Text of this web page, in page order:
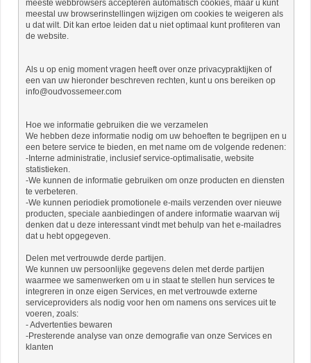
meeste webbrowsers accepteren automatisch cookies, maar u kunt
meestal uw browserinstellingen wijzigen om cookies te weigeren als
u dat wilt. Dit kan ertoe leiden dat u niet optimaal kunt profiteren van
de website.
Als u op enig moment vragen heeft over onze privacypraktijken of
een van uw hieronder beschreven rechten, kunt u ons bereiken op
info@oudvossemeer.com
Hoe we informatie gebruiken die we verzamelen
We hebben deze informatie nodig om uw behoeften te begrijpen en u
een betere service te bieden, en met name om de volgende redenen:
-Interne administratie, inclusief service-optimalisatie, website
statistieken.
-We kunnen de informatie gebruiken om onze producten en diensten
te verbeteren.
-We kunnen periodiek promotionele e-mails verzenden over nieuwe
producten, speciale aanbiedingen of andere informatie waarvan wij
denken dat u deze interessant vindt met behulp van het e-mailadres
dat u hebt opgegeven.
Delen met vertrouwde derde partijen.
We kunnen uw persoonlijke gegevens delen met derde partijen
waarmee we samenwerken om u in staat te stellen hun services te
integreren in onze eigen Services, en met vertrouwde externe
serviceproviders als nodig voor hen om namens ons services uit te
voeren, zoals:
- Advertenties bewaren
-Presterende analyse van onze demografie van onze Services en
klanten